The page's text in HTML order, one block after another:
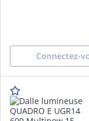
Connectez-